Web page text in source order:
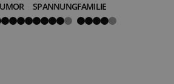
SPANNUNG
4
von
FAMILIE
4
von